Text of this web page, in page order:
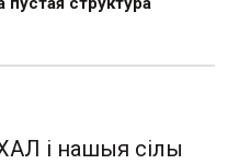
і нашыя сілы